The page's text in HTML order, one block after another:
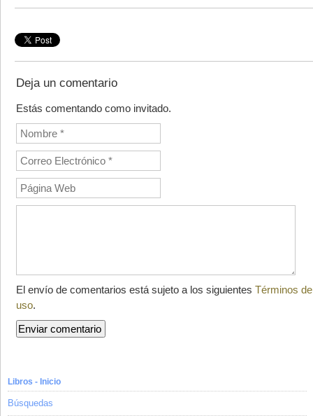
Deja un comentario
Estás comentando como invitado.
El envío de comentarios está sujeto a los siguientes Términos de
uso.
Libros - Inicio
Búsquedas